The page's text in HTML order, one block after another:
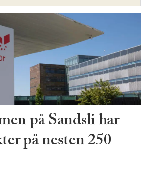
på Sandsli har
på nesten 250